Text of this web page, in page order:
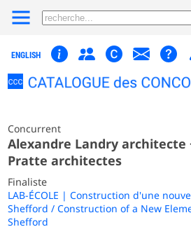
ENGLISH
Concurrent
Alexandre Landry architecte
Pratte architectes
Finaliste
LAB-ÉCOLE | Construction d'une
Shefford / Construction of a New
Shefford